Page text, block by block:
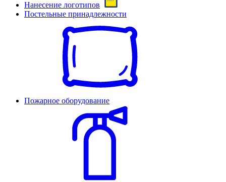
Нанесение логотипов
Постельные принадлежности
Пожарное оборудование